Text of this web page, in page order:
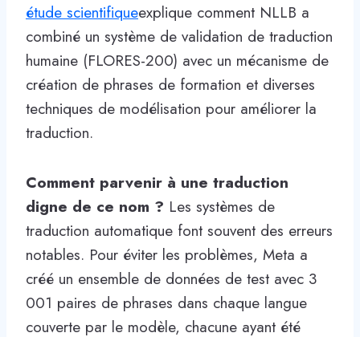
étude scientifiqueexplique comment NLLB a
combiné un système de validation de traduction
humaine (FLORES-200) avec un mécanisme de
création de phrases de formation et diverses
techniques de modélisation pour améliorer la
traduction.
Comment parvenir à une traduction
digne de ce nom ? Les systèmes de
traduction automatique font souvent des erreurs
notables. Pour éviter les problèmes, Meta a
créé un ensemble de données de test avec 3
001 paires de phrases dans chaque langue
couverte par le modèle, chacune ayant été